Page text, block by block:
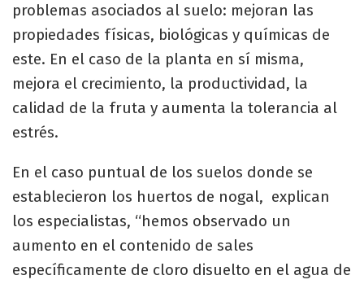
problemas asociados al suelo: mejoran las
propiedades físicas, biológicas y químicas de
este. En el caso de la planta en sí misma,
mejora el crecimiento, la productividad, la
calidad de la fruta y aumenta la tolerancia al
estrés.
En el caso puntual de los suelos donde se
establecieron los huertos de nogal, explican
los especialistas, “hemos observado un
aumento en el contenido de sales
específicamente de cloro disuelto en el agua de